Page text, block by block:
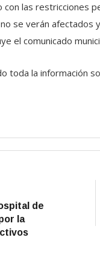
con las restricciones
se verán afectados
el comunicado
toda la información
de
la